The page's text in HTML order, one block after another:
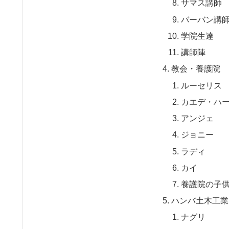
サマス講師
バーバン講師
学院生達
講師陣
教会・養護院
ルーセリス
カエデ・ハ
アンジェ
ジョニー
ラディ
カイ
養護院の子
ハンバ土木工
ナグリ